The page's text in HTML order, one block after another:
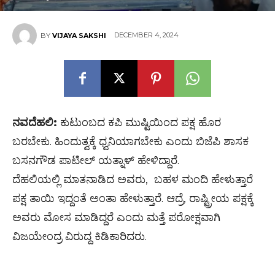
BY VIJAYA SAKSHI DECEMBER 4, 2024
ನವದೆಹಲಿ: ಕುಟುಂಬದ ಕಪಿ ಮುಷ್ಟಿಯಿಂದ ಪಕ್ಷ ಹೊರ
ಬರಬೇಕು. ಹಿಂದುತ್ವಕ್ಕೆ ಧ್ವನಿಯಾಗಬೇಕು ಎಂದು ಬಿಜೆಪಿ ಶಾಸಕ
ಬಸನಗೌಡ ಪಾಟೀಲ್ ಯತ್ನಾಳ್ ಹೇಳಿದ್ದಾರೆ.
ದೆಹಲಿಯಲ್ಲಿ ಮಾತನಾಡಿದ ಅವರು, ಬಹಳ ಮಂದಿ ಹೇಳುತ್ತಾರೆ
ಪಕ್ಷ ತಾಯಿ ಇದ್ದಂತೆ ಅಂತಾ ಹೇಳುತ್ತಾರೆ. ಆದ್ರೆ, ರಾಷ್ಟ್ರೀಯ ಪಕ್ಷಕ್ಕೆ
ಅವರು ಮೋಸ ಮಾಡಿದ್ದರೆ ಎಂದು ಮತ್ತೆ ಪರೋಕ್ಷವಾಗಿ
ವಿಜಯೇಂದ್ರ ವಿರುದ್ದ ಕಿಡಿಕಾರಿದರು.